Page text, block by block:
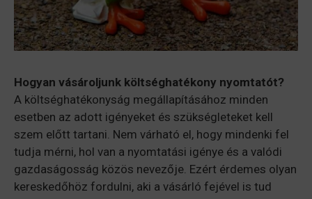
Hogyan vásároljunk költséghatékony nyomtatót?
A költséghatékonyság megállapításához minden
esetben az adott igényeket és szükségleteket kell
szem előtt tartani. Nem várható el, hogy mindenki fel
tudja mérni, hol van a nyomtatási igénye és a valódi
gazdaságosság közös nevezője. Ezért érdemes olyan
kereskedőhöz fordulni, aki a vásárló fejével is tud